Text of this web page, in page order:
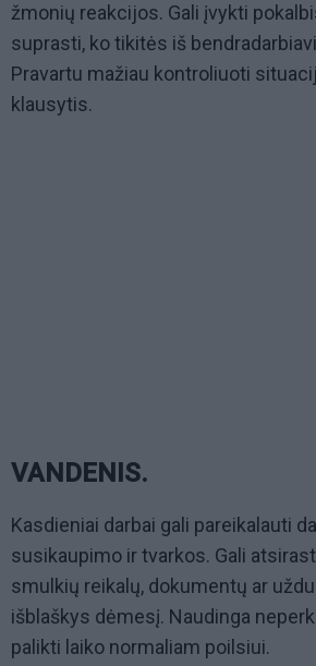
žmonių reakcijos. Gali įvykti
suprasti, ko tikitės iš
Pravartu mažiau kontroliuoti
klausytis.
VANDENIS.
Kasdieniai darbai gali pareikalauti
susikaupimo ir tvarkos. Gali
smulkių reikalų, dokumentų ar
išblaškys dėmesį. Naudinga
palikti laiko normaliam poilsiui.